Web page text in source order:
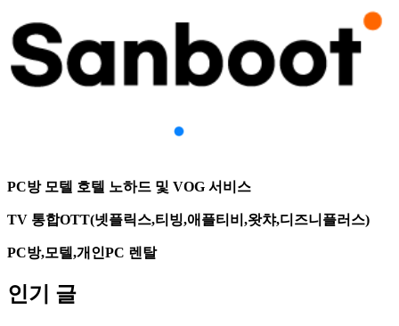
PC방 모텔 호텔 노하드 및 VOG 서비스
TV 통합OTT(넷플릭스,티빙,애플티비,왓챠,디즈니플러스)
PC방,모텔,개인PC 렌탈
인기 글